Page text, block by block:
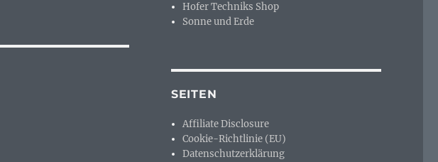
Hofer Techniks Shop
Sonne und Erde
SEITEN
Affiliate Disclosure
Cookie-Richtlinie (EU)
Datenschutzerklärung